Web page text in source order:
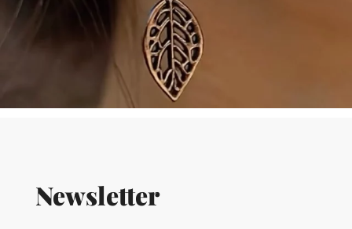
Newsletter